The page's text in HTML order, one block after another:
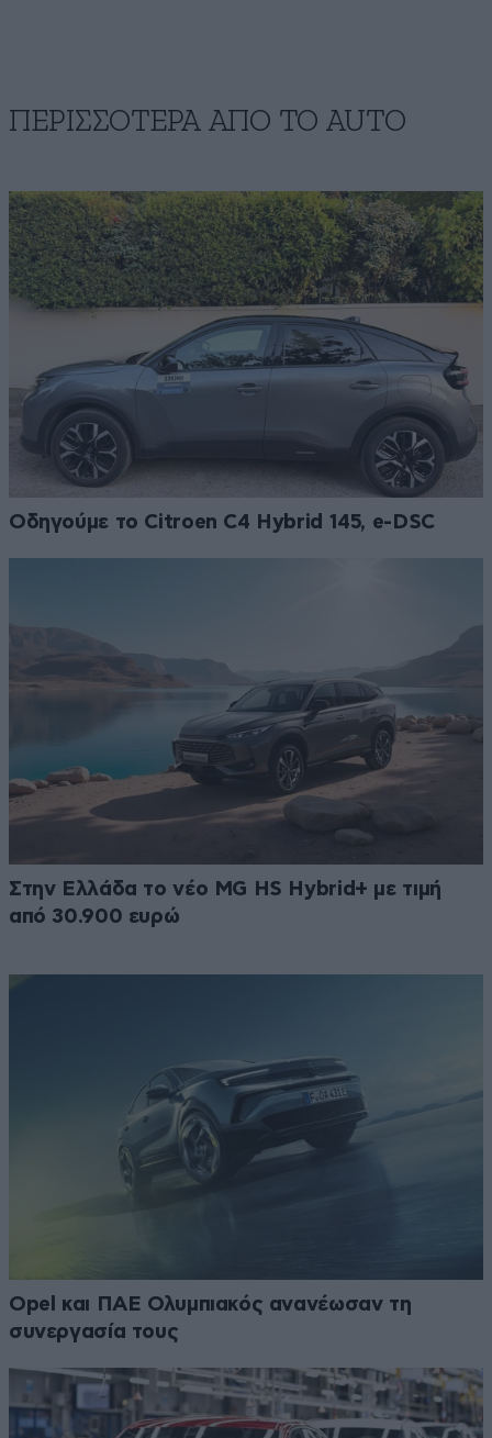
ΠΕΡΙΣΣΟΤΕΡΑ ΑΠΟ ΤΟ AUTO
Οδηγούμε το Citroen C4 Hybrid 145, e-DSC
Στην Ελλάδα το νέο MG HS Hybrid+ με τιμή
από 30.900 ευρώ
Opel και ΠΑΕ Ολυμπιακός ανανέωσαν τη
συνεργασία τους